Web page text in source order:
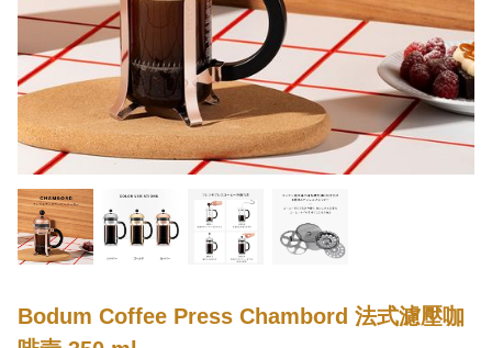
Bodum Coffee Press Chambord 法式濾壓咖